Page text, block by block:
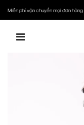
Miễn phí vận chuyển mọi đơn hàng